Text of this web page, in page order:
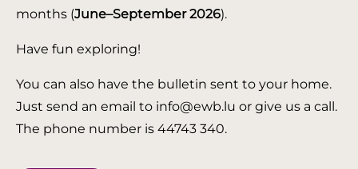
months (June–September 2026).
Have fun exploring!
You can also have the bulletin sent to your home.
Just send an email to info@ewb.lu or give us a call.
The phone number is 44743 340.